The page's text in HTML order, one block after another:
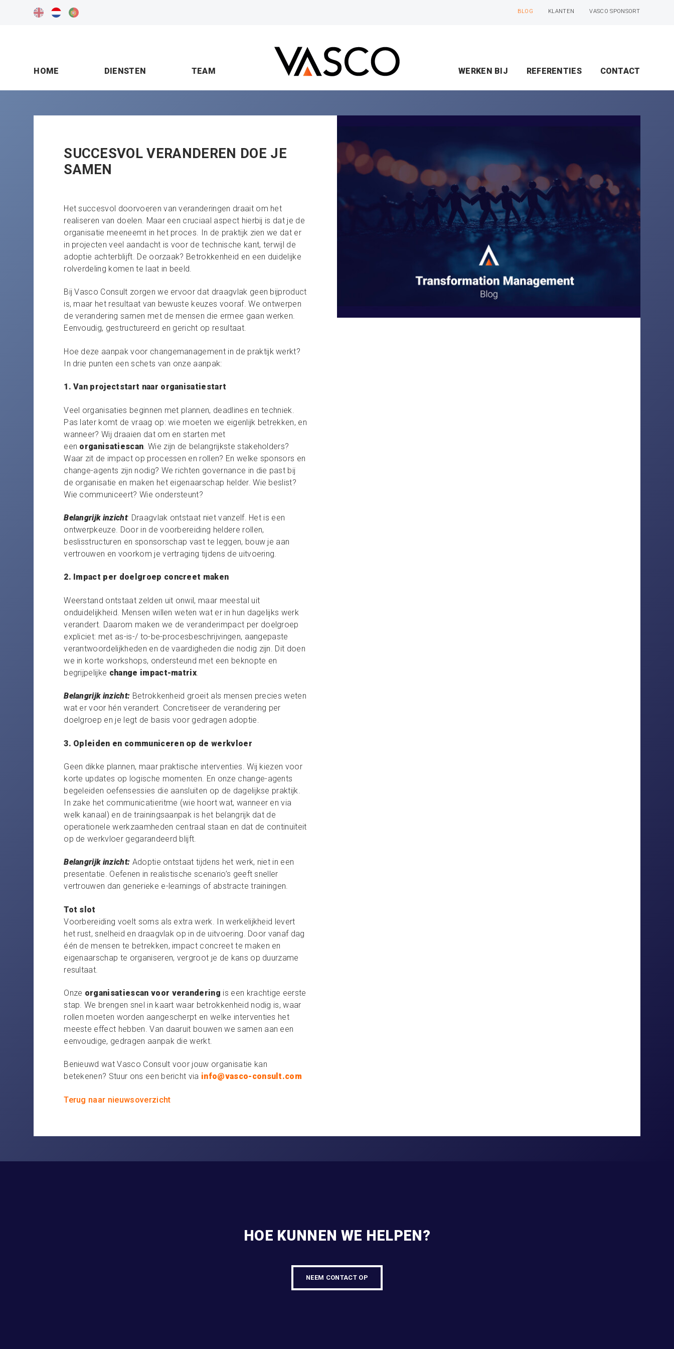
HOME DIENSTEN TEAM WERKEN BIJ REFERENTIES CONTACT
BLOG KLANTEN VASCO SPONSORT
SUCCESVOL VERANDEREN DOE JE
SAMEN
Het succesvol doorvoeren van veranderingen draait om het
realiseren van doelen. Maar een cruciaal aspect hierbij is dat je de
organisatie meeneemt in het proces. In de praktijk zien we dat er
in projecten veel aandacht is voor de technische kant, terwijl de
adoptie achterblijft. De oorzaak? Betrokkenheid en een duidelijke
rolverdeling komen te laat in beeld.
Bij Vasco Consult zorgen we ervoor dat draagvlak geen bijproduct
is, maar het resultaat van bewuste keuzes vooraf. We ontwerpen
de verandering samen met de mensen die ermee gaan werken.
Eenvoudig, gestructureerd en gericht op resultaat.
Hoe deze aanpak voor changemanagement in de praktijk werkt?
In drie punten een schets van onze aanpak:
1. Van projectstart naar organisatiestart
Veel organisaties beginnen met plannen, deadlines en techniek.
Pas later komt de vraag op: wie moeten we eigenlijk betrekken, en
wanneer? Wij draaien dat om en starten met
een organisatiescan . Wie zijn de belangrijkste stakeholders?
Waar zit de impact op processen en rollen? En welke sponsors en
change-agents zijn nodig? We richten governance in die past bij
de organisatie en maken het eigenaarschap helder. Wie beslist?
Wie communiceert? Wie ondersteunt?
Belangrijk inzicht: Draagvlak ontstaat niet vanzelf. Het is een
ontwerpkeuze. Door in de voorbereiding heldere rollen,
beslisstructuren en sponsorschap vast te leggen, bouw je aan
vertrouwen en voorkom je vertraging tijdens de uitvoering.
2. Impact per doelgroep concreet maken
Weerstand ontstaat zelden uit onwil, maar meestal uit
onduidelijkheid. Mensen willen weten wat er in hun dagelijks werk
verandert. Daarom maken we de veranderimpact per doelgroep
expliciet: met as-is-/ to-be-procesbeschrijvingen, aangepaste
verantwoordelijkheden en de vaardigheden die nodig zijn. Dit doen
we in korte workshops, ondersteund met een beknopte en
begrijpelijke change impact-matrix
Belangrijk inzicht: Betrokkenheid groeit als mensen precies weten
wat er voor hén verandert. Concretiseer de verandering per
doelgroep en je legt de basis voor gedragen adoptie.
3. Opleiden en communiceren op de werkvloer
Geen dikke plannen, maar praktische interventies. Wij kiezen voor
korte updates op logische momenten. En onze change-agents
begeleiden oefensessies die aansluiten op de dagelijkse praktijk.
In zake het communicatieritme (wie hoort wat, wanneer en via
welk kanaal) en de trainingsaanpak is het belangrijk dat de
operationele werkzaamheden centraal staan en dat de continuïteit
op de werkvloer gegarandeerd blijft.
Belangrijk inzicht: Adoptie ontstaat tijdens het werk, niet in een
presentatie. Oefenen in realistische scenario’s geeft sneller
vertrouwen dan generieke e-learnings of abstracte trainingen.
Tot slot
Voorbereiding voelt soms als extra werk. In werkelijkheid levert
het rust, snelheid en draagvlak op in de uitvoering. Door vanaf dag
één de mensen te betrekken, impact concreet te maken en
eigenaarschap te organiseren, vergroot je de kans op duurzame
resultaat.
Onze organisatiescan voor verandering is een krachtige eerste
stap. We brengen snel in kaart waar betrokkenheid nodig is, waar
rollen moeten worden aangescherpt en welke interventies het
meeste effect hebben. Van daaruit bouwen we samen aan een
eenvoudige, gedragen aanpak die werkt.
Benieuwd wat Vasco Consult voor jouw organisatie kan
betekenen? Stuur ons een bericht via info@vasco-consult.com
Terug naar nieuwsoverzicht
HOE KUNNEN WE HELPEN?
NEEM CONTACT OP